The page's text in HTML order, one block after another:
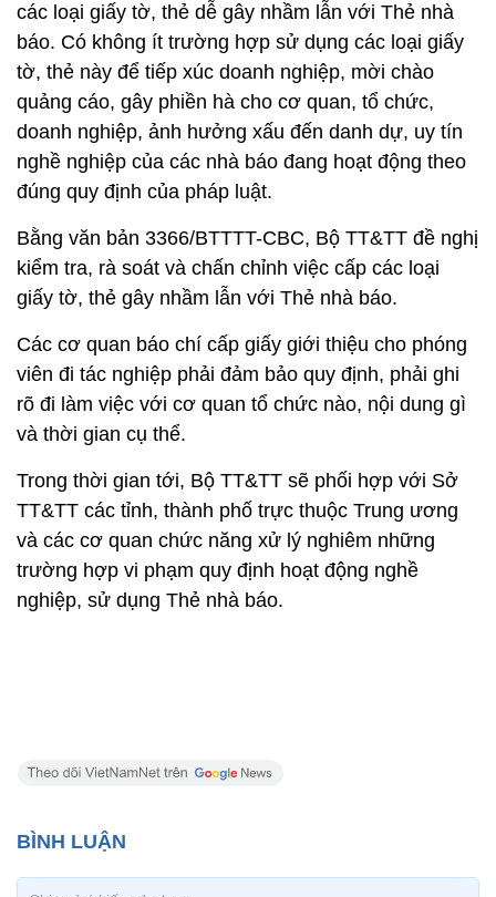
các loại giấy tờ, thẻ dễ gây nhầm lẫn với Thẻ nhà
báo. Có không ít trường hợp sử dụng các loại giấy
tờ, thẻ này để tiếp xúc doanh nghiệp, mời chào
quảng cáo, gây phiền hà cho cơ quan, tổ chức,
doanh nghiệp, ảnh hưởng xấu đến danh dự, uy tín
nghề nghiệp của các nhà báo đang hoạt động theo
đúng quy định của pháp luật.
Bằng văn bản 3366/BTTTT-CBC, Bộ TT&TT đề nghị
kiểm tra, rà soát và chấn chỉnh việc cấp các loại
giấy tờ, thẻ gây nhầm lẫn với Thẻ nhà báo.
Các cơ quan báo chí cấp giấy giới thiệu cho phóng
viên đi tác nghiệp phải đảm bảo quy định, phải ghi
rõ đi làm việc với cơ quan tổ chức nào, nội dung gì
và thời gian cụ thể.
Trong thời gian tới, Bộ TT&TT sẽ phối hợp với Sở
TT&TT các tỉnh, thành phố trực thuộc Trung ương
và các cơ quan chức năng xử lý nghiêm những
trường hợp vi phạm quy định hoạt động nghề
nghiệp, sử dụng Thẻ nhà báo.